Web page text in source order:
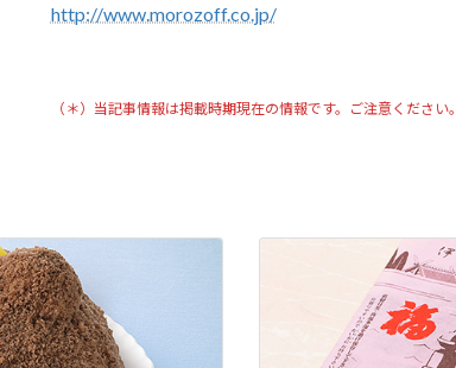
http://www.morozoff.co.jp/
（＊）当記事情報は掲載時期現在の情報です。ご注意ください。